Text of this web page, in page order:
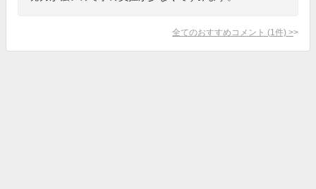
全てのおすすめコメント (1 件) >